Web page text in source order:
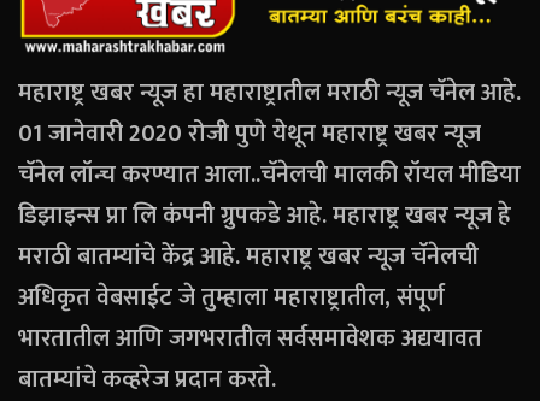
महाराष्ट्र खबर न्यूज हा महाराष्ट्रातील मराठी न्यूज चॅनेल आहे.
01 जानेवारी 2020 रोजी पुणे येथून महाराष्ट्र खबर न्यूज
चॅनेल लॉन्च करण्यात आला..चॅनेलची मालकी रॉयल मीडिया
डिझाइन्स प्रा लि कंपनी ग्रुपकडे आहे. महाराष्ट्र खबर न्यूज हे
मराठी बातम्यांचे केंद्र आहे. महाराष्ट्र खबर न्यूज चॅनेलची
अधिकृत वेबसाईट जे तुम्हाला महाराष्ट्रातील, संपूर्ण
भारतातील आणि जगभरातील सर्वसमावेशक अद्ययावत
बातम्यांचे कव्हरेज प्रदान करते.